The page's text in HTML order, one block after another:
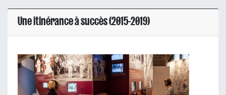
Une itinérance à succès (2015-2019)